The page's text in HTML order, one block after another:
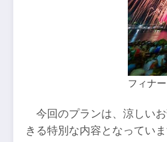
フィナ
今回のプランは、涼しい
きる特別な内容となってい